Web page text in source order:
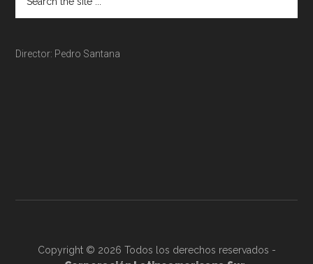
Director: Pedro Santana
Copyright © 2026 Todos los derechos reservados -